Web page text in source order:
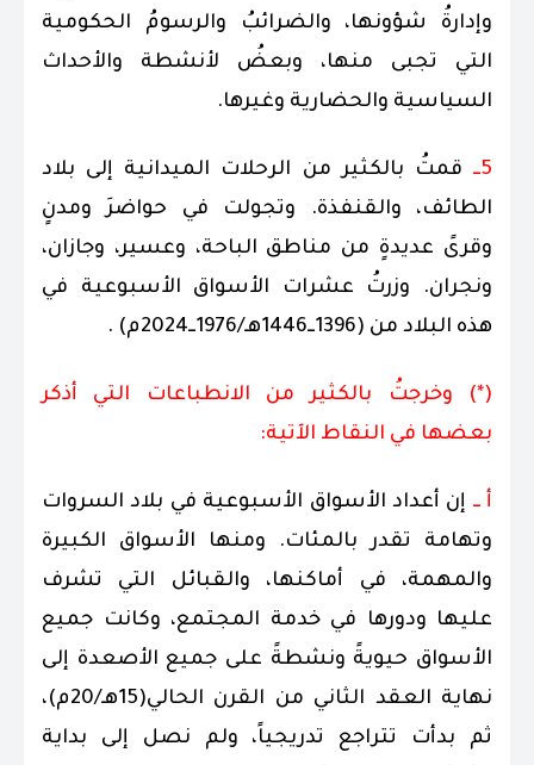
وإدارةُ شؤونها، والضرائبُ والرسومُ الحكومية
التي تجبى منها، وبعضُ لأنشطة والأحداث
السياسية والحضارية وغيرها.
5ــ
قمتُ بالكثير من الرحلات الميدانية إلى بلاد
الطائف، والقنفذة. وتجولت في حواضرَ ومدنٍ
وقرىً عديدةٍ من مناطق الباحة، وعسير، وجازان،
ونجران. وزرتُ عشرات الأسواق الأسبوعية في
هذه البلاد من (1396ــ1446هـ/1976ــ2024م) .
(*) وخرجتُ بالكثير من الانطباعات التي أذكر
بعضها في النقاط الآتية:
​أ ــ إن أعداد الأسواق الأسبوعية في بلاد السروات
وتهامة تقدر بالمئات. ومنها الأسواق الكبيرة
والمهمة، في أماكنها، والقبائل التي تشرف
عليها ودورها في خدمة المجتمع، وكانت جميع
الأسواق حيويةً ونشطةً على جميع الأصعدة إلى
نهاية العقد الثاني من القرن الحالي(15هـ/20م)،
ثم بدأت تتراجع تدريجياً، ولم نصل إلى بداية